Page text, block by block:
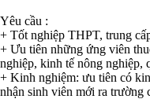
Yêu cầu :
+ Tốt nghiệp THPT, trung
+ Ưu tiên những ứng viên
nghiệp, kinh tế nông
+ Kinh nghiệm: ưu tiên có
nhận sinh viên mới ra trường